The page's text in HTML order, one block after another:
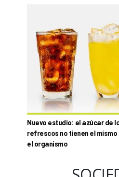
Nuevo estudio: el azúcar de
refrescos no tienen el
el organismo